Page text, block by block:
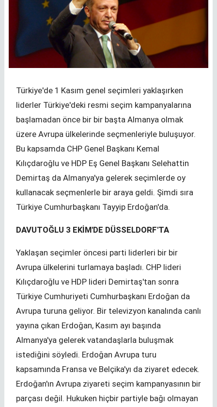
Türkiye'de 1 Kasım genel seçimleri yaklaşırken
liderler Türkiye'deki resmi seçim kampanyalarına
başlamadan önce bir bir başta Almanya olmak
üzere Avrupa ülkelerinde seçmenleriyle buluşuyor.
Bu kapsamda CHP Genel Başkanı Kemal
Kılıçdaroğlu ve HDP Eş Genel Başkanı Selehattin
Demirtaş da Almanya'ya gelerek seçimlerde oy
kullanacak seçmenlerle bir araya geldi. Şimdi sıra
Türkiye Cumhurbaşkanı Tayyip Erdoğan'da.
DAVUTOĞLU 3 EKİM'DE DÜSSELDORF'TA
Yaklaşan seçimler öncesi parti liderleri bir bir
Avrupa ülkelerini turlamaya başladı. CHP lideri
Kılıçdaroğlu ve HDP lideri Demirtaş'tan sonra
Türkiye Cumhuriyeti Cumhurbaşkanı Erdoğan da
Avrupa turuna geliyor. Bir televizyon kanalında canlı
yayına çıkan Erdoğan, Kasım ayı başında
Almanya'ya gelerek vatandaşlarla buluşmak
istediğini söyledi. Erdoğan Avrupa turu
kapsamında Fransa ve Belçika'yı da ziyaret edecek.
Erdoğan'ın Avrupa ziyareti seçim kampanyasının bir
parçası değil. Hukuken hiçbir partiyle bağı olmayan